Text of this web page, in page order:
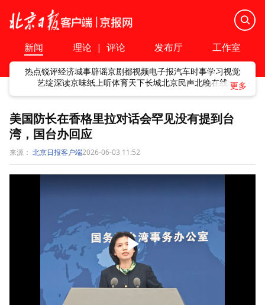
新闻 理论 | 评论 发布厅 工作室
热点锐评经济城事辟谣京剧都视频电子报汽车时事学习视觉
艺绽深读京味纸上听体育天下长城北京民声北晚在线
美国防长在香格里拉对话会罕见没有提到台
湾，国台办回应
来源： 北京日报客户端2026-06-03 11:52